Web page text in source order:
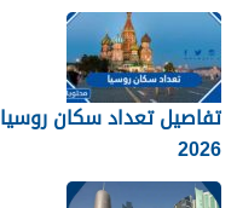
تفاصيل تعداد سكان روسيا
2026